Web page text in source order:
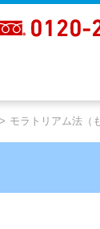
モラトリアム法（